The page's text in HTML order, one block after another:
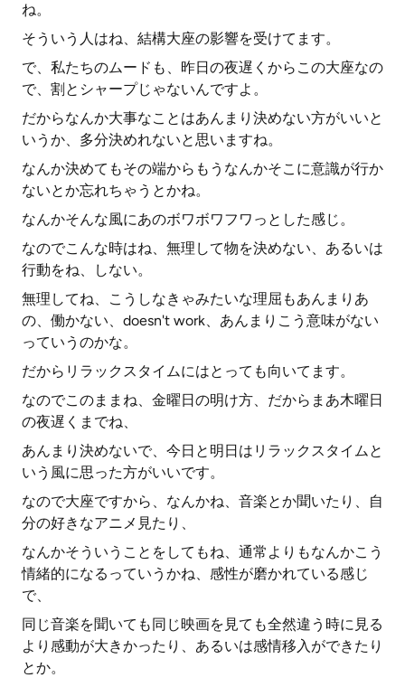
ね。
そういう人はね、結構大座の影響を受けてます。
で、私たちのムードも、昨日の夜遅くからこの大座なの
で、割とシャープじゃないんですよ。
だからなんか大事なことはあんまり決めない方がいいと
いうか、多分決めれないと思いますね。
なんか決めてもその端からもうなんかそこに意識が行か
ないとか忘れちゃうとかね。
なんかそんな風にあのボワボワフワっとした感じ。
なのでこんな時はね、無理して物を決めない、あるいは
行動をね、しない。
無理してね、こうしなきゃみたいな理屈もあんまりあ
の、働かない、doesn't work、あんまりこう意味がない
っていうのかな。
だからリラックスタイムにはとっても向いてます。
なのでこのままね、金曜日の明け方、だからまあ木曜日
の夜遅くまでね、
あんまり決めないで、今日と明日はリラックスタイムと
いう風に思った方がいいです。
なので大座ですから、なんかね、音楽とか聞いたり、自
分の好きなアニメ見たり、
なんかそういうことをしてもね、通常よりもなんかこう
情緒的になるっていうかね、感性が磨かれている感じ
で、
同じ音楽を聞いても同じ映画を見ても全然違う時に見る
より感動が大きかったり、あるいは感情移入ができたり
とか。